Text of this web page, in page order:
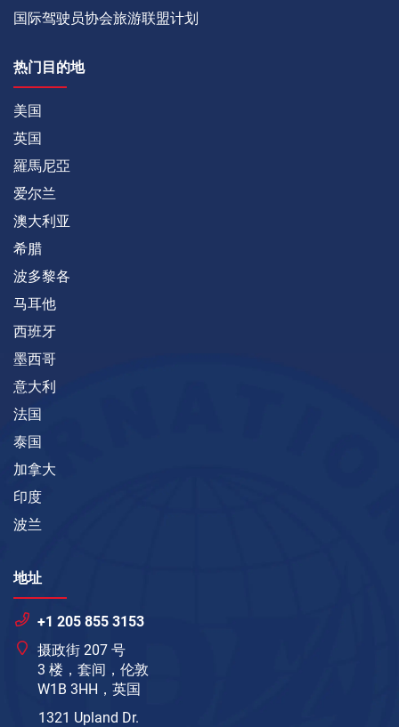
国际驾驶员协会旅游联盟计划
热门目的地
美国
英国
羅馬尼亞
爱尔兰
澳大利亚
希腊
波多黎各
马耳他
西班牙
墨西哥
意大利
法国
泰国
加拿大
印度
波兰
地址
+1 205 855 3153
摄政街 207 号
3 楼，套间，伦敦
W1B 3HH，英国
1321 Upland Dr.